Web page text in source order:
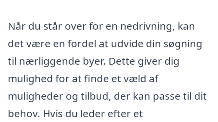
Når du står over for en nedrivning, kan
det være en fordel at udvide din søgning
til nærliggende byer. Dette giver dig
mulighed for at finde et væld af
muligheder og tilbud, der kan passe til dit
behov. Hvis du leder efter et